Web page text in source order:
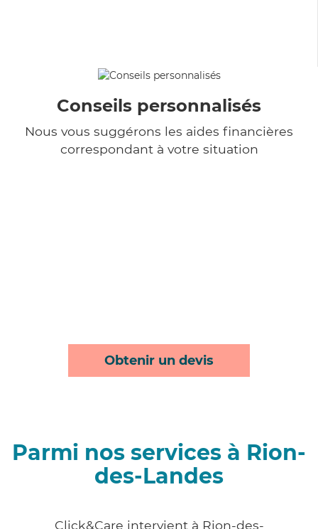
Conseils personnalisés
Nous vous suggérons les aides financières
correspondant à votre situation
Obtenir un devis
Parmi nos services à Rion-
des-Landes
Click&Care intervient à Rion-des-